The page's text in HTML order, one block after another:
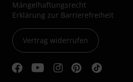
Mängelhaftungsrecht
Erklärung zur Barrierefreiheit
Vertrag widerrufen